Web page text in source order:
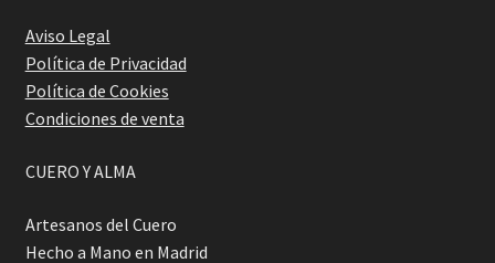
Aviso Legal
Política de Privacidad
Política de Cookies
Condiciones de venta
CUERO Y ALMA
Artesanos del Cuero
Hecho a Mano en Madrid